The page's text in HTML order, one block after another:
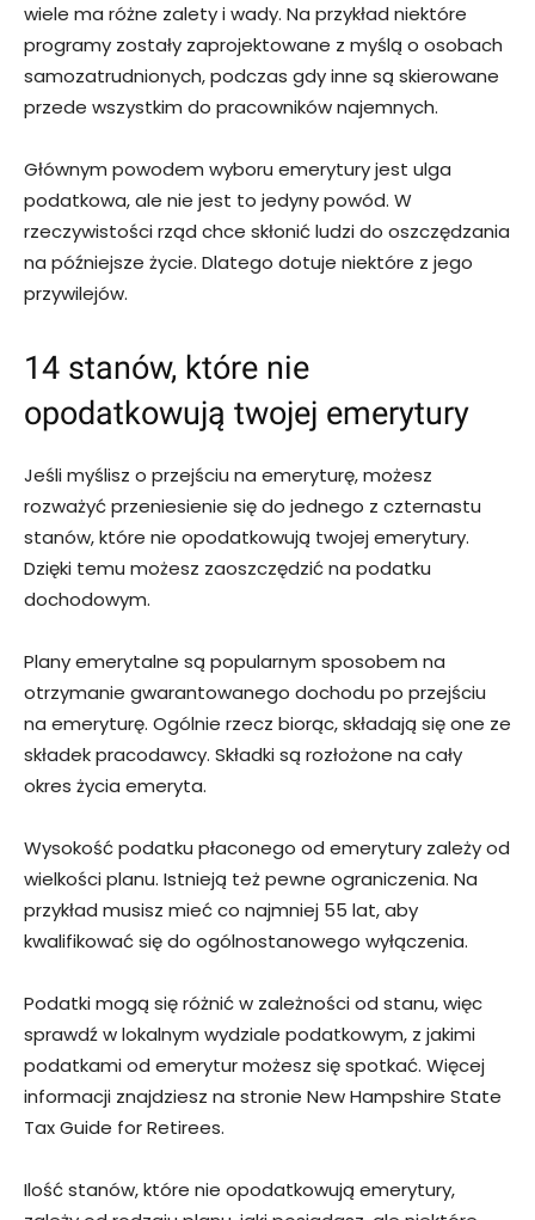
wiele ma różne zalety i wady. Na przykład niektóre
programy zostały zaprojektowane z myślą o osobach
samozatrudnionych, podczas gdy inne są skierowane
przede wszystkim do pracowników najemnych.
Głównym powodem wyboru emerytury jest ulga
podatkowa, ale nie jest to jedyny powód. W
rzeczywistości rząd chce skłonić ludzi do oszczędzania
na późniejsze życie. Dlatego dotuje niektóre z jego
przywilejów.
14 stanów, które nie
opodatkowują twojej emerytury
Jeśli myślisz o przejściu na emeryturę, możesz
rozważyć przeniesienie się do jednego z czternastu
stanów, które nie opodatkowują twojej emerytury.
Dzięki temu możesz zaoszczędzić na podatku
dochodowym.
Plany emerytalne są popularnym sposobem na
otrzymanie gwarantowanego dochodu po przejściu
na emeryturę. Ogólnie rzecz biorąc, składają się one ze
składek pracodawcy. Składki są rozłożone na cały
okres życia emeryta.
Wysokość podatku płaconego od emerytury zależy od
wielkości planu. Istnieją też pewne ograniczenia. Na
przykład musisz mieć co najmniej 55 lat, aby
kwalifikować się do ogólnostanowego wyłączenia.
Podatki mogą się różnić w zależności od stanu, więc
sprawdź w lokalnym wydziale podatkowym, z jakimi
podatkami od emerytur możesz się spotkać. Więcej
informacji znajdziesz na stronie New Hampshire State
Tax Guide for Retirees.
Ilość stanów, które nie opodatkowują emerytury,